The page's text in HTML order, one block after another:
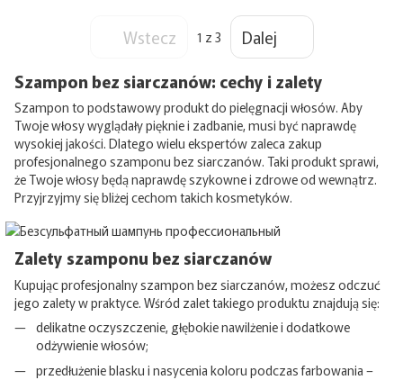
Wstecz 1 z 3
Dalej
Szampon bez siarczanów: cechy i zalety
Szampon to podstawowy produkt do pielęgnacji włosów. Aby
Twoje włosy wyglądały pięknie i zadbanie, musi być naprawdę
wysokiej jakości. Dlatego wielu ekspertów zaleca zakup
profesjonalnego szamponu bez siarczanów. Taki produkt sprawi,
że Twoje włosy będą naprawdę szykowne i zdrowe od wewnątrz.
Przyjrzyjmy się bliżej cechom takich kosmetyków.
Zalety szamponu bez siarczanów
Kupując profesjonalny szampon bez siarczanów, możesz odczuć
jego zalety w praktyce. Wśród zalet takiego produktu znajdują się:
delikatne oczyszczenie, głębokie nawilżenie i dodatkowe
odżywienie włosów;
przedłużenie blasku i nasycenia koloru podczas farbowania –